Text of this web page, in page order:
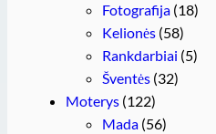
Fotografija (18)
Kelionės (58)
Rankdarbiai (5)
Šventės (32)
Moterys (122)
Mada (56)